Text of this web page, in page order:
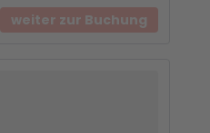
weiter zur Buchung